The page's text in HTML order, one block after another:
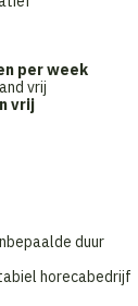
per week
vrij
vrij
duur
horecabedrijf